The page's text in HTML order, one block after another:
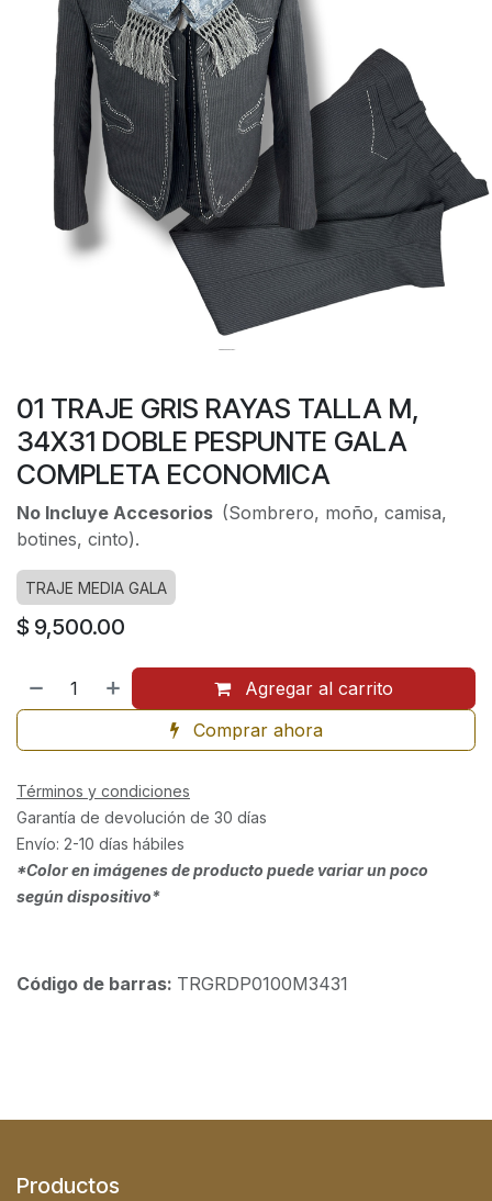
01 TRAJE GRIS RAYAS TALLA M,
34X31 DOBLE PESPUNTE GALA
COMPLETA ECONOMICA
No Incluye Accesorios (Sombrero, moño, camisa,
botines, cinto).
TRAJE MEDIA GALA
$ 9,500.00
Agregar al carrito
Comprar ahora
Términos y condiciones
Garantía de devolución de 30 días
Envío: 2-10 días hábiles
*Color en imágenes de producto puede variar un poco
según dispositivo*
Código de barras: TRGRDP0100M3431
Productos